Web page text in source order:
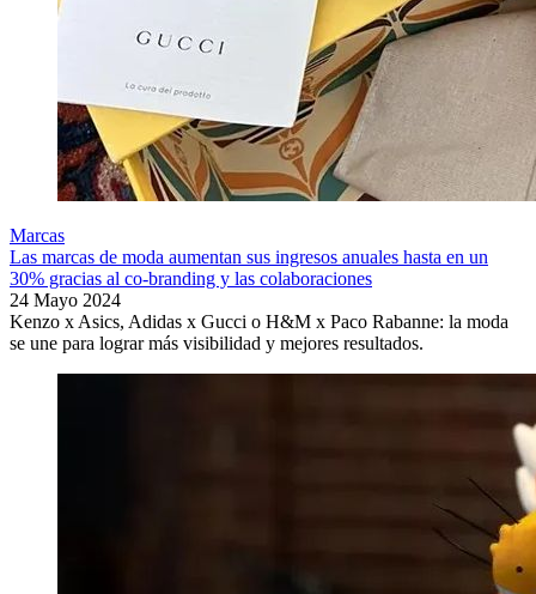
Marcas
Las marcas de moda aumentan sus ingresos anuales hasta en un
30% gracias al co-branding y las colaboraciones
24 Mayo 2024
Kenzo x Asics, Adidas x Gucci o H&M x Paco Rabanne: la moda
se une para lograr más visibilidad y mejores resultados.